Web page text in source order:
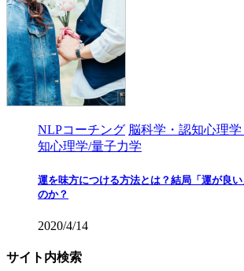
NLPコーチング 脳科学・認知心理
知心理学/量子力学
運を味方につける方法とは？結局「運が良
のか？
2020/4/14
サイト内検索